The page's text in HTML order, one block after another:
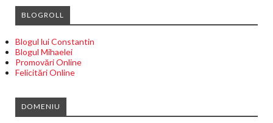
BLOGROLL
Blogul lui Constantin
Blogul Mihaelei
Promovări Online
Felicitări Online
DOMENIU